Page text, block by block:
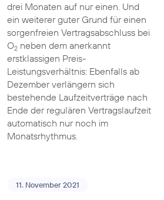
drei Monaten auf nur einen. Und
ein weiterer guter Grund für einen
sorgenfreien Vertragsabschluss bei
O2neben dem anerkannt
erstklassigen Preis-
Leistungsverhältnis: Ebenfalls ab
Dezember verlängern sich
bestehende Laufzeitverträge nach
Ende der regulären Vertragslaufzeit
automatisch nur noch im
Monatsrhythmus.
11. November 2021